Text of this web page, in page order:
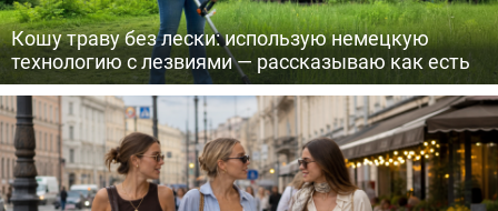
Кошу траву без лески: использую немецкую
технологию с лезвиями — рассказываю как есть